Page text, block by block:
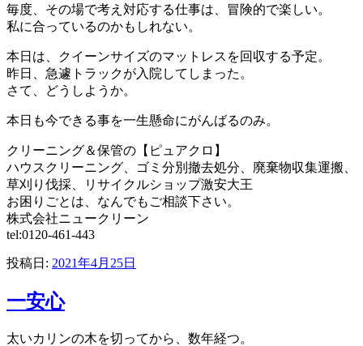
毎度、その場で考え対応する仕事は、冒険的で楽しい。
私に合っているのかもしれない。
本日は、クイーンサイズのマットレスを回収する予定。
昨日、急遽トラックが入院してしまった。
さて、どうしようか。
本日も今できる事を一生懸命にがんばるのみ。
クリーニング＆保管の【ピュアクロ】
ハウスクリーニング、ゴミ分別撤去処分、廃棄物収集運搬、
草刈り伐採、リサイクルショップ激安大王
お困りごとは、なんでもご相談下さい。
株式会社ニュークリーン
tel:0120-461-443
投稿日: 2021年4月25日
一安心
太いカリンの木を切ってから、数年経つ。